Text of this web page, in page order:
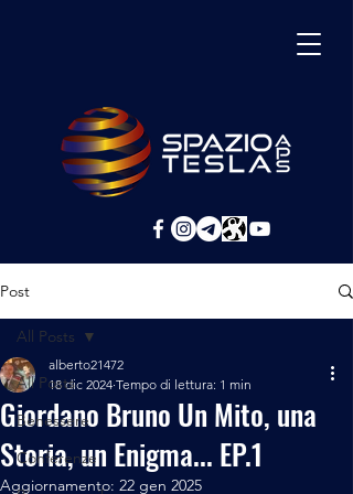
Post
All Posts
Benessere
Conferenze
All Posts
Giordano Bruno Un Mito, una
Storia, un Enigma... EP.1
alberto21472
18 dic 2024 Tempo di lettura: 1 min
Aggiornamento: 22 gen 2025